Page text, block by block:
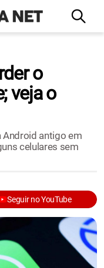
o
veja o
Android antigo em
celulares sem
Seguir no YouTube